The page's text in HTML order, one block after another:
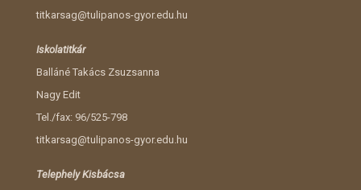
titkarsag@tulipanos-gyor.edu.hu
Iskolatitkár
Balláné Takács Zsuzsanna
Nagy Edit
Tel./fax: 96/525-798
titkarsag@tulipanos-gyor.edu.hu
Telephely Kisbácsa